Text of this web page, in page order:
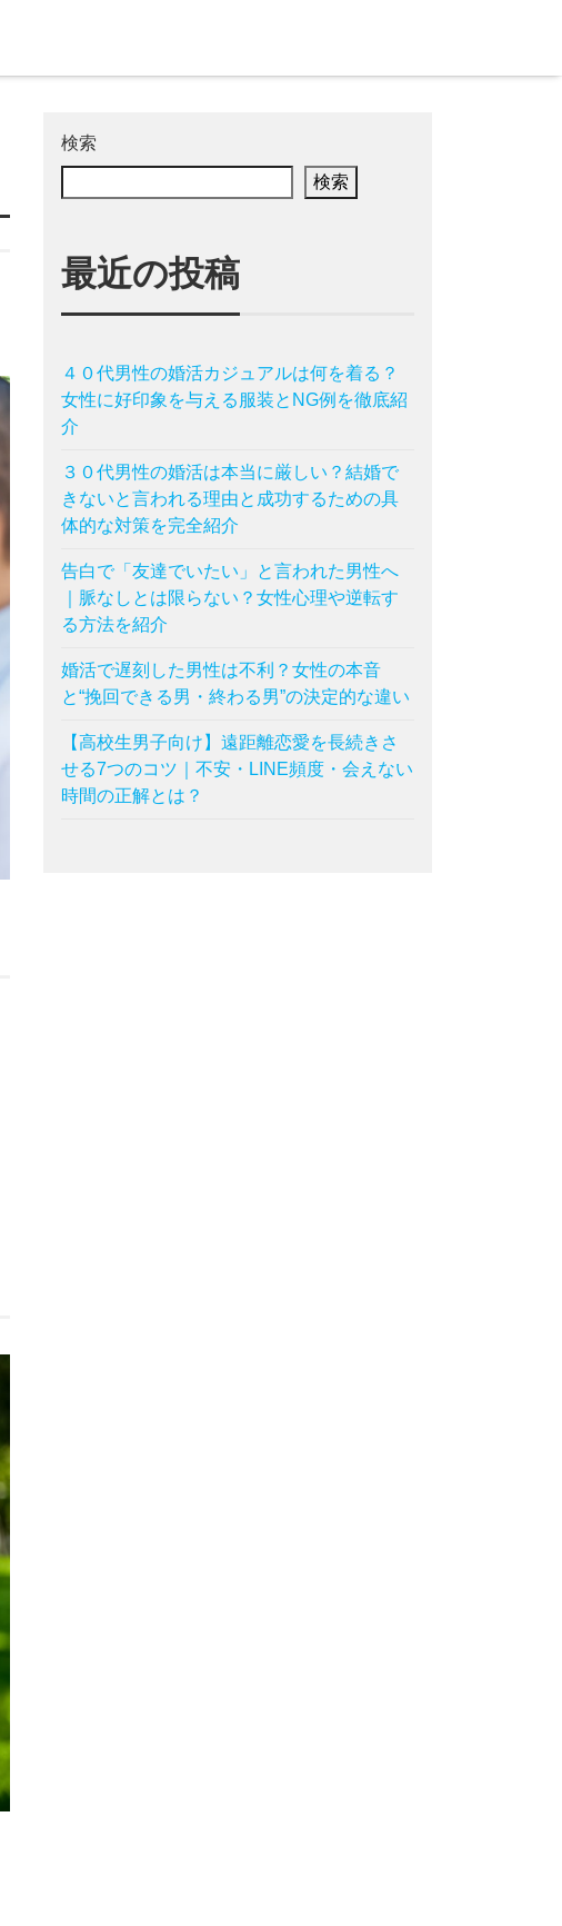
検索
検索
最近の投稿
４０代男性の婚活カジュアルは何を着る？
女性に好印象を与える服装とNG例を徹底紹
介
３０代男性の婚活は本当に厳しい？結婚で
きないと言われる理由と成功するための具
体的な対策を完全紹介
告白で「友達でいたい」と言われた男性へ
｜脈なしとは限らない？女性心理や逆転す
る方法を紹介
婚活で遅刻した男性は不利？女性の本音
と“挽回できる男・終わる男”の決定的な違い
【高校生男子向け】遠距離恋愛を長続きさ
せる7つのコツ｜不安・LINE頻度・会えない
時間の正解とは？